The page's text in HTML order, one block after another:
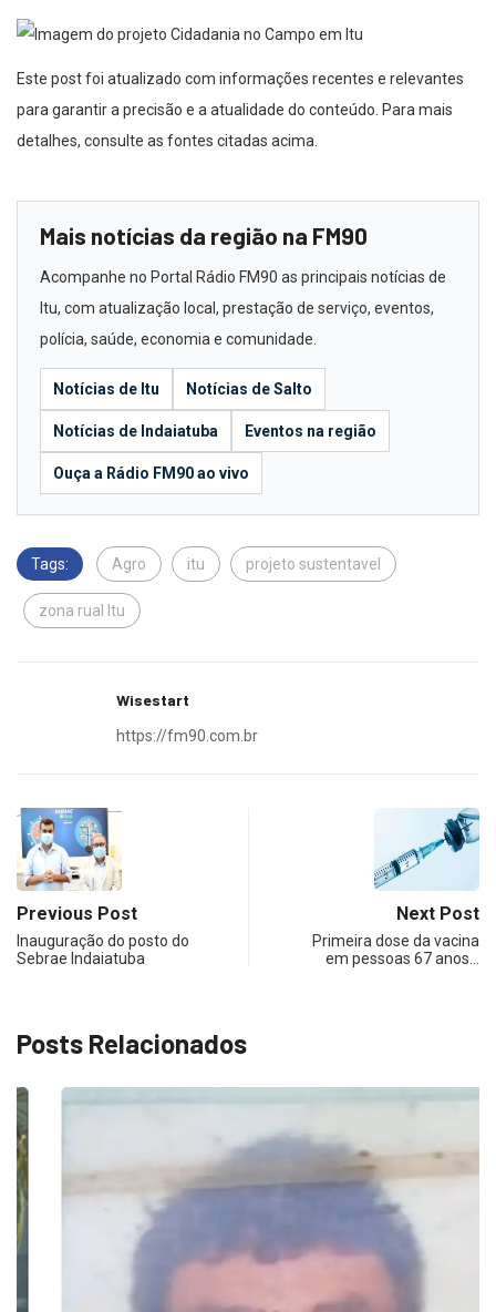
Este post foi atualizado com informações recentes e relevantes
para garantir a precisão e a atualidade do conteúdo. Para mais
detalhes, consulte as fontes citadas acima.
Mais notícias da região na FM90
Acompanhe no Portal Rádio FM90 as principais notícias de
Itu, com atualização local, prestação de serviço, eventos,
polícia, saúde, economia e comunidade.
Notícias de Itu Notícias de Salto
Notícias de Indaiatuba Eventos na região
Ouça a Rádio FM90 ao vivo
Tags: Agro itu projeto sustentavel
zona rual Itu
Wisestart
https://fm90.com.br
Previous Post
Inauguração do posto do
Sebrae Indaiatuba
Next Post
Primeira dose da vacina
em pessoas 67 anos…
Posts Relacionados